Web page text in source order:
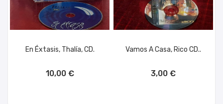
En Éxtasis, Thalía, CD.
10,00 €
Vamos A Casa, Rico CD..
3,00 €